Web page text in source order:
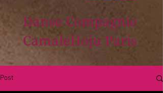
Danse Compagnie
CamaleHoju Paris
Post